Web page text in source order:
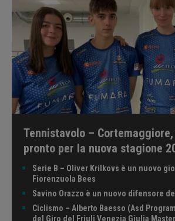
Tennistavolo –
pronto per la nuova stagione
Serie B – Oliver Krilkovs è un nuovo
Fiorenzuola Bees
Savino Orazzo è un nuovo difensore
Ciclismo – Alberto Baesso (Asd
del Giro del Friuli Venezia Giulia Master